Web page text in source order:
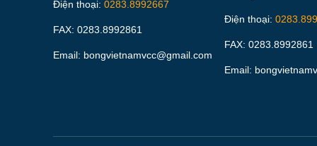
Điện thoại: 0283.8992667
FAX: 0283.8992861
Email: bongvietnamvcc@gmail.com
Điện thoại:
FAX: 0283.8992861
Email: